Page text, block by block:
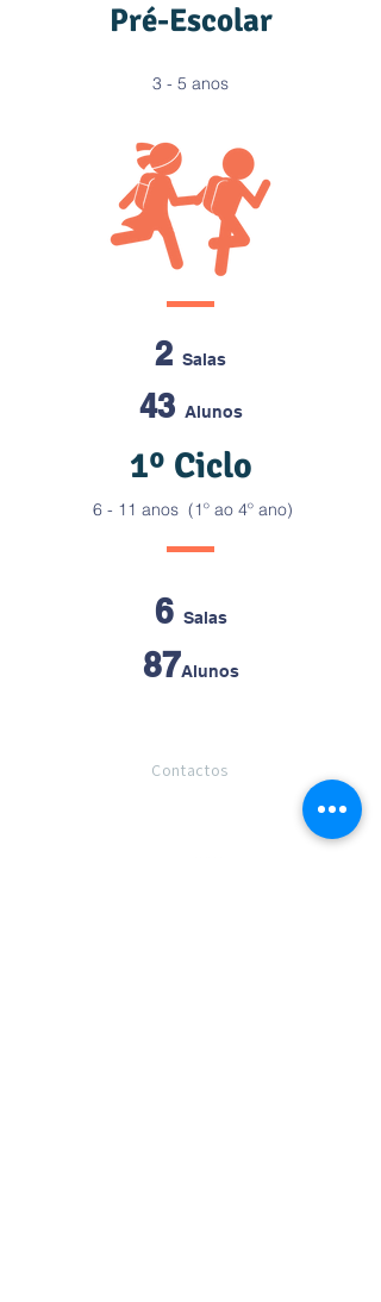
Pré-Escolar
3 - 5 anos
2 Salas
43 Alunos
1º Ciclo
6 - 11 anos (1º ao 4º ano)
6 Salas
87Alunos
Contactos